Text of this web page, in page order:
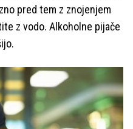
pred tem z znojenjem
z vodo. Alkoholne pijače